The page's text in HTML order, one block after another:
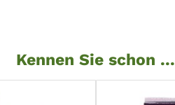
Kennen Sie schon ...